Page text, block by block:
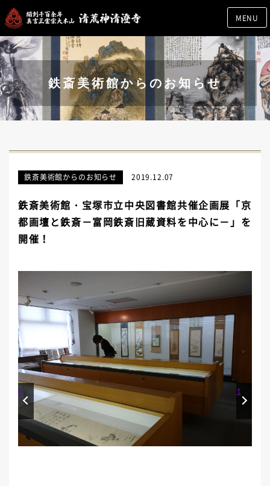
MENU
鉄斎美術館からのお知らせ
鉄斎美術館からのお知らせ 2019.12.07
鉄斎美術館・宝塚市立中央図書館共催企画展「京
都画壇と鉄斎－富岡鉄斎旧蔵資料を中心に－」を
開催！
Prev Next